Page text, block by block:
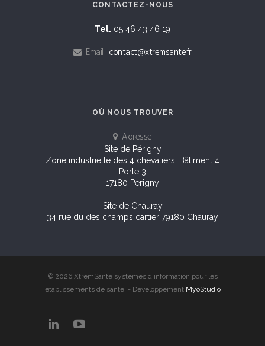
CONTACTEZ-NOUS
Tel. 05 46 43 46 19
Email : contact@xtremsante.fr
OÙ NOUS TROUVER
Adresse
Site de Périgny
Zone industrielle des 4 chevaliers, Bâtiment 4
Porte 3
17180 Perigny
Site de Chauray
34 rue du des champs cartier 79180 Chauray
© 2026 XtremSanté systèmes d’information pour les
établissements de santé. - Développement MyoStudio